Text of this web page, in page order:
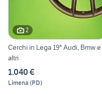
2
Cerchi in Lega 19" Audi, Bmw e
altri
1.040 €
Limena (PD)